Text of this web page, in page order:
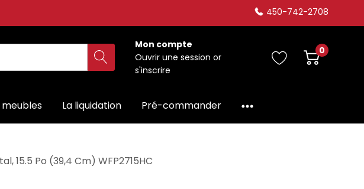
450-742-2708
Mon compte
Ouvrir une session or
s'inscrire
0
La liquidation Pré-commander
15.5 Po (39,4 Cm) WFP2715HC